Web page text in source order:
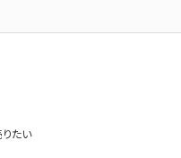
サー」といいます。）、②KWブランド
に従事する個人を意味します。また、
する情報について、当社、KWライ
たい